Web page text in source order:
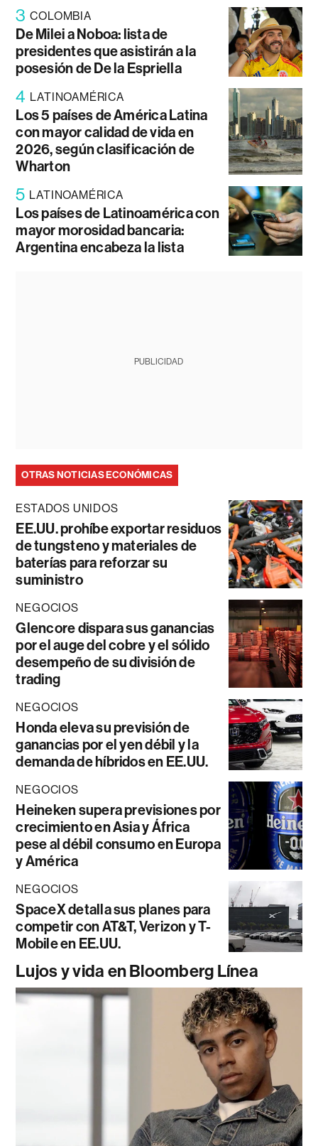
3 COLOMBIA
De Milei a Noboa: lista de
presidentes que asistirán a la
posesión de De la Espriella
4 LATINOAMÉRICA
Los 5 países de América Latina
con mayor calidad de vida en
2026, según clasificación de
Wharton
5 LATINOAMÉRICA
Los países de Latinoamérica con
mayor morosidad bancaria:
Argentina encabeza la lista
PUBLICIDAD
OTRAS NOTICIAS ECONÓMICAS
ESTADOS UNIDOS
EE.UU. prohíbe exportar residuos
de tungsteno y materiales de
baterías para reforzar su
suministro
NEGOCIOS
Glencore dispara sus ganancias
por el auge del cobre y el sólido
desempeño de su división de
trading
NEGOCIOS
Honda eleva su previsión de
ganancias por el yen débil y la
demanda de híbridos en EE.UU.
NEGOCIOS
Heineken supera previsiones por
crecimiento en Asia y África
pese al débil consumo en Europa
y América
NEGOCIOS
SpaceX detalla sus planes para
competir con AT&T, Verizon y T-
Mobile en EE.UU.
Lujos y vida en Bloomberg Línea